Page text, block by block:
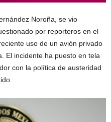
Noroña, se vio
por reporteros en el
uso de un avión privado
El incidente ha puesto en tela
con la política de austeridad